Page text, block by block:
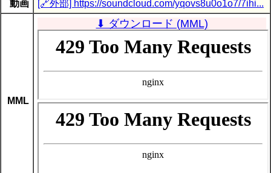
動画
[🔗外部] https://soundcloud.com/yqovs8u0o1o7/7ihi...
MML
⬇ ダウンロード (MML)